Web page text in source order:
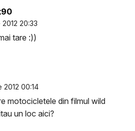
20:33
tare :))
00:14
motocicletele din filmul wild
un loc aici?